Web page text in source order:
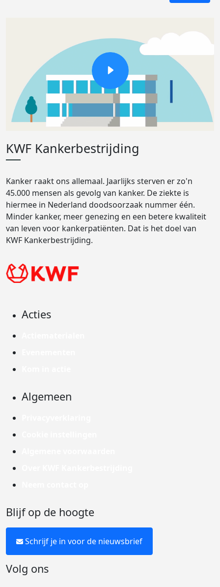
KWF Kankerbestrijding
Kanker raakt ons allemaal. Jaarlijks sterven er zo'n
45.000 mensen als gevolg van kanker. De ziekte is
hiermee in Nederland doodsoorzaak nummer één.
Minder kanker, meer genezing en een betere kwaliteit
van leven voor kankerpatiënten. Dat is het doel van
KWF Kankerbestrijding.
Acties
Algemeen
Blijf op de hoogte
Schrijf je in voor de nieuwsbrief
Volg ons